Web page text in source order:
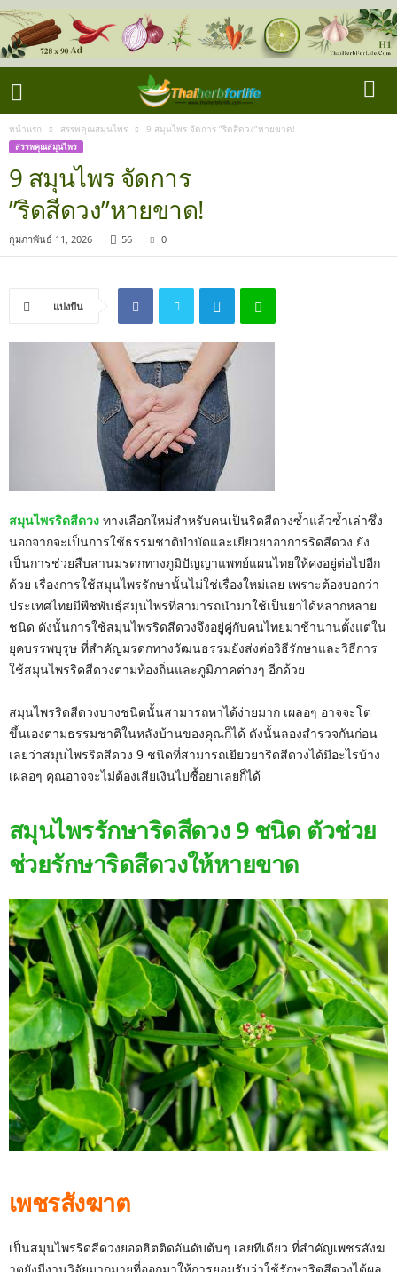
หน้าแรก สรรพคุณสมุนไพร 9 สมุนไพร จัดการ ”ริดสีดวง”หายขาด!
สรรพคุณสมุนไพร
9 สมุนไพร จัดการ
”ริดสีดวง”หายขาด!
กุมภาพันธ์ 11, 2026 56 0
แบ่งปัน
สมุนไพรริดสีดวง ทางเลือกใหม่สำหรับคนเป็นริดสีดวงซ้ำแล้วซ้ำเล่าซึ่ง
นอกจากจะเป็นการใช้ธรรมชาติบำบัดและเยียวยาอาการริดสีดวง ยัง
เป็นการช่วยสืบสานมรดกทางภูมิปัญญาแพทย์แผนไทยให้คงอยู่ต่อไปอีก
ด้วย เรื่องการใช้สมุนไพรรักษานั้นไม่ใช่เรื่องใหม่เลย เพราะต้องบอกว่า
ประเทศไทยมีพืชพันธุ์สมุนไพรที่สามารถนำมาใช้เป็นยาได้หลากหลาย
ชนิด ดังนั้นการใช้สมุนไพรริดสีดวงจึงอยู่คู่กับคนไทยมาช้านานตั้งแต่ใน
ยุคบรรพบุรุษ ที่สำคัญมรดกทางวัฒนธรรมยังส่งต่อวิธีรักษาและวิธีการ
ใช้สมุนไพรริดสีดวงตามท้องถิ่นและภูมิภาคต่างๆ อีกด้วย
สมุนไพรริดสีดวงบางชนิดนั้นสามารถหาได้ง่ายมาก เผลอๆ อาจจะโต
ขึ้นเองตามธรรมชาติในหลังบ้านของคุณก็ได้ ดังนั้นลองสำรวจกันก่อน
เลยว่าสมุนไพรริดสีดวง 9 ชนิดที่สามารถเยียวยาริดสีดวงได้มีอะไรบ้าง
เผลอๆ คุณอาจจะไม่ต้องเสียเงินไปซื้อยาเลยก็ได้
สมุนไพรรักษาริดสีดวง 9 ชนิด ตัวช่วย
ช่วยรักษาริดสีดวงให้หายขาด
เพชรสังฆาต
เป็นสมุนไพรริดสีดวงยอดฮิตติดอันดับต้นๆ เลยทีเดียว ที่สำคัญเพชรสังฆ